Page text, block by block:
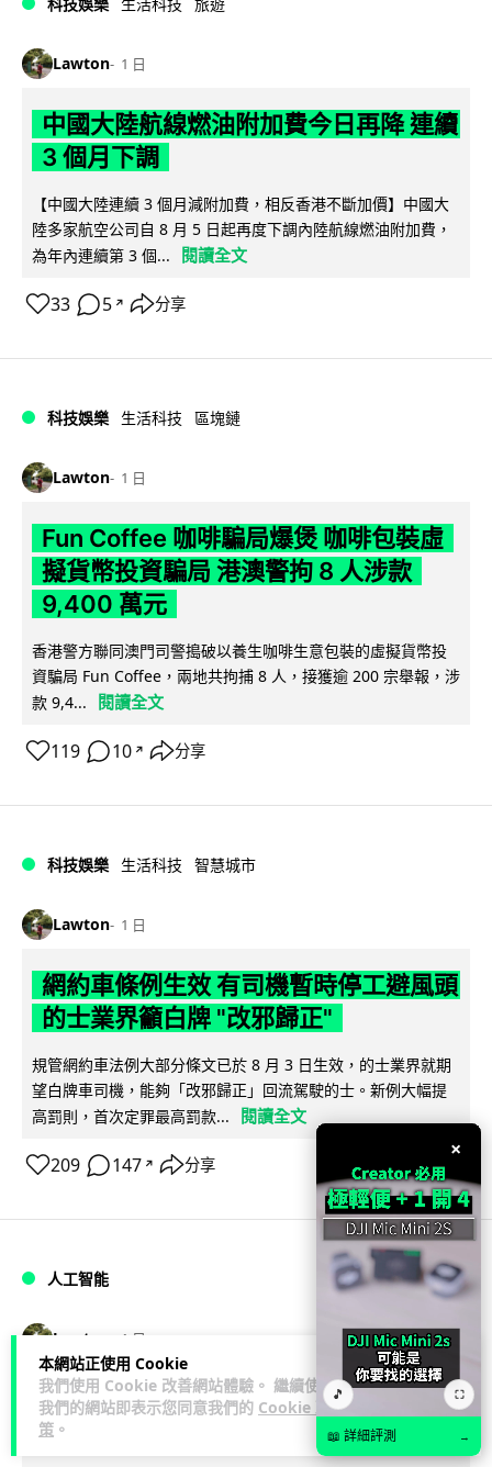
本網站正使用 Cookie
我們使用 Cookie 改善網站體驗。 繼續使用
我們的網站即表示您同意我們的 Cookie 政
策 。
Lawton 1 日
中國大陸航線燃油附加費今日再降 連續
3 個月下調
【中國大陸連續 3 個月減附加費，相反香港不斷加價】中國大
陸多家航空公司自 8 月 5 日起再度下調內陸航線燃油附加費，
為年內連續第 3 個...
閱讀全文
33 5 ↗ 分享
科技娛樂 生活科技 區塊鏈
Lawton 1 日
Fun Coffee 咖啡騙局爆煲 咖啡包裝虛
擬貨幣投資騙局 港澳警拘 8 人涉款
9,400 萬元
香港警方聯同澳門司警搗破以養生咖啡生意包裝的虛擬貨幣投
資騙局 Fun Coffee，兩地共拘捕 8 人，接獲逾 200 宗舉報，涉
款 9,4...
閱讀全文
119 10 ↗ 分享
科技娛樂 生活科技 智慧城市
Lawton 1 日
網約車條例生效 有司機暫時停工避風頭
的士業界籲白牌 "改邪歸正"
規管網約車法例大部分條文已於 8 月 3 日生效，的士業界就期
望白牌車司機，能夠「改邪歸正」回流駕駛的士。新例大幅提
高罰則，首次定罪最高罰款...
閱讀全文
209 147 ↗ 分享
人工智能
Lawton 1 日
白宮拒測中國開放 AI 模型 業界質疑安
全框架選擇性執行
×
🎵 ⛶
📖 詳細評測 →